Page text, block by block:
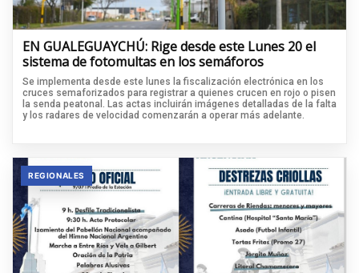
EN GUALEGUAYCHÚ: Rige desde este Lunes 20 el
sistema de fotomultas en los semáforos
Se implementa desde este lunes la fiscalización electrónica en los
cruces semaforizados para registrar a quienes crucen en rojo o pisen
la senda peatonal. Las actas incluirán imágenes detalladas de la falta
y los radares de velocidad comenzarán a operar más adelante.
REGIONALES